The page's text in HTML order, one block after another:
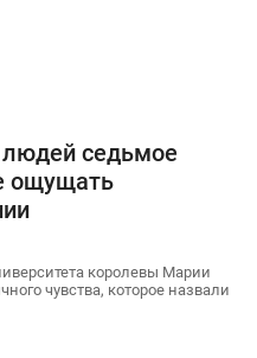
седьмое
ощущать
королевы Марии
чувства, которое назвали